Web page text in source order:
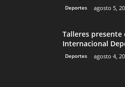
Deportes agosto 5,
Talleres presente
Internacional
Deportes agosto 4,